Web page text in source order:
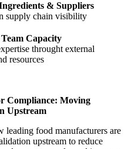
& Suppliers
supply chain visibility
Capacity
throught external
resources
Compliance: Moving
Upstream
leading food manufacturers are
upstream to reduce